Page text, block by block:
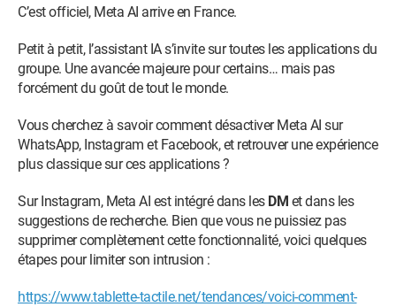
C’est officiel, Meta AI arrive en France.
Petit à petit, l’assistant IA s’invite sur toutes les applications du
groupe. Une avancée majeure pour certains… mais pas
forcément du goût de tout le monde.
Vous cherchez à savoir comment désactiver Meta AI sur
WhatsApp, Instagram et Facebook, et retrouver une expérience
plus classique sur ces applications ?
Sur Instagram, Meta AI est intégré dans les DM et dans les
suggestions de recherche. Bien que vous ne puissiez pas
supprimer complètement cette fonctionnalité, voici quelques
étapes pour limiter son intrusion :
https://www.tablette-tactile.net/tendances/voici-comment-